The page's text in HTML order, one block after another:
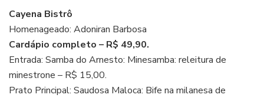
Cayena Bistrô
Homenageado: Adoniran Barbosa
Cardápio completo – R$ 49,90.
Entrada: Samba do Arnesto: Minesamba: releitura de
minestrone – R$ 15,00.
Prato Principal: Saudosa Maloca: Bife na milanesa de